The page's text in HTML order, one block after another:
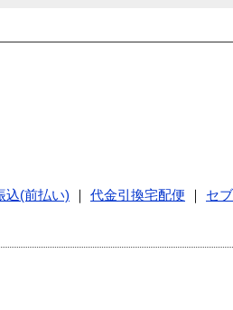
込(前払い) 代金引換宅配便
セ